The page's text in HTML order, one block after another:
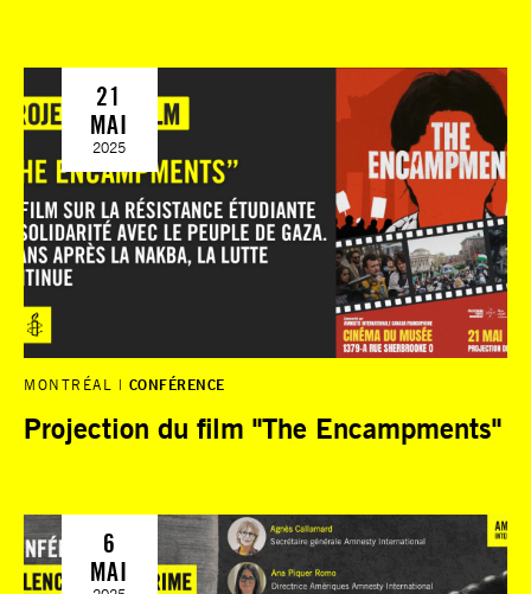
21
MAI
2025
MONTRÉAL CONFÉRENCE
Projection du film "The Encampments"
6
MAI